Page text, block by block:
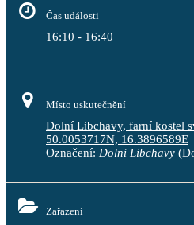
Čas události
16:10 - 16:40
Místo uskutečnění
Dolní Libchavy, farní kostel
50.0053717N, 16.3896589E
Označení: Dolní Libchavy
Zařazení